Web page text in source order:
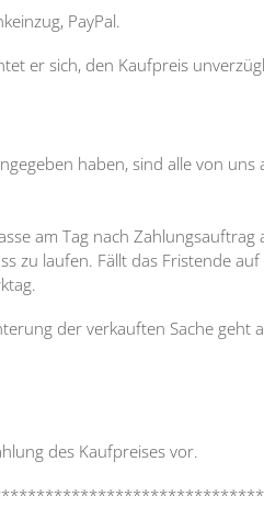
PayPal.
er sich, den Kaufpreis
haben, sind alle von
am Tag nach
zu laufen. Fällt das Fristende
der verkauften Sache
des Kaufpreises vor.